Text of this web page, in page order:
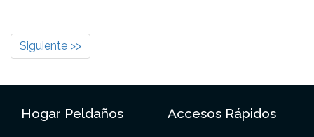
Siguiente >>
Hogar Peldaños Accesos Rápidos